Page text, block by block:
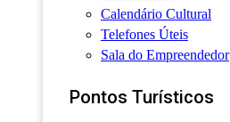
Calendário Cultural
Telefones Úteis
Sala do Empreendedor
Pontos Turísticos